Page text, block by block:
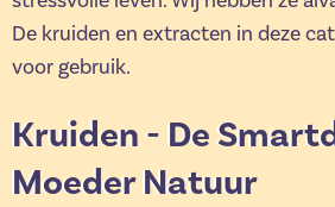
De kruiden en extracten in deze
voor gebruik.
Kruiden - De
Moeder Natuur